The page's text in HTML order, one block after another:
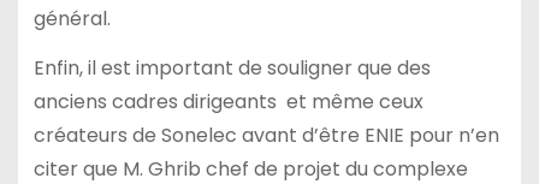
général.
Enfin, il est important de souligner que des
anciens cadres dirigeants et même ceux
créateurs de Sonelec avant d’être ENIE pour n’en
citer que M. Ghrib chef de projet du complexe